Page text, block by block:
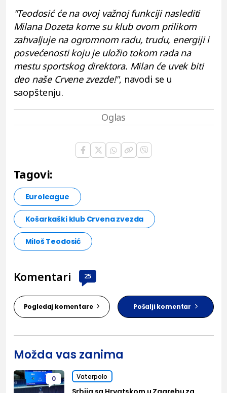
"Teodosić će na ovoj važnoj funkciji naslediti
Milana Dozeta kome su klub ovom prilikom
zahvaljuje na ogromnom radu, trudu, energiji i
posvećenosti koju je uložio tokom rada na
mestu sportskog direktora. Milan će uvek biti
deo naše Crvene zvezde!", navodi se u
saopštenju.
Tagovi:
Euroleague
Košarkaški klub Crvena zvezda
Miloš Teodosić
Komentari 25
Pogledaj komentare Pošalji komentar
Možda vas zanima
0 Vaterpolo